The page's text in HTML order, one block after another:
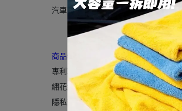
汽車窗廉不僅遮陽、增加冷氣效果，
商品特色：
專利軟質軌道設計，包覆式設計
繡花綁帶，使窗簾收起更美觀
隱私效果最佳，保護車內裝潢